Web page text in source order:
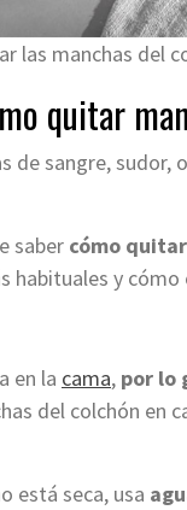
las manchas del
quitar
de sangre,
saber cómo
habituales y cómo
en la cama, por lo
del colchón en
está seca, usa